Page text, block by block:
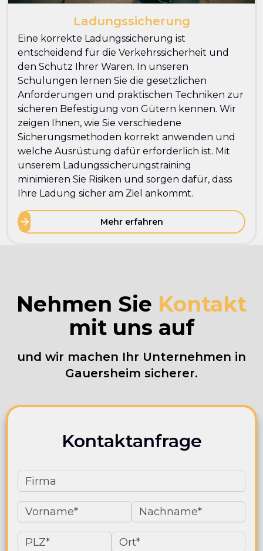
Ladungssicherung
Eine korrekte Ladungssicherung ist
entscheidend für die Verkehrssicherheit und
den Schutz Ihrer Waren. In unseren
Schulungen lernen Sie die gesetzlichen
Anforderungen und praktischen Techniken zur
sicheren Befestigung von Gütern kennen. Wir
zeigen Ihnen, wie Sie verschiedene
Sicherungsmethoden korrekt anwenden und
welche Ausrüstung dafür erforderlich ist. Mit
unserem Ladungssicherungstraining
minimieren Sie Risiken und sorgen dafür, dass
Ihre Ladung sicher am Ziel ankommt.
Mehr erfahren
Nehmen Sie Kontakt
mit uns auf
und wir machen Ihr Unternehmen in
Gauersheim sicherer.
Kontaktanfrage